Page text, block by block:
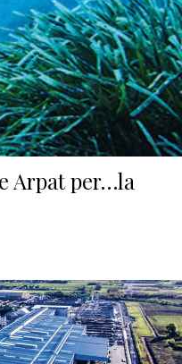
Arpat per…la